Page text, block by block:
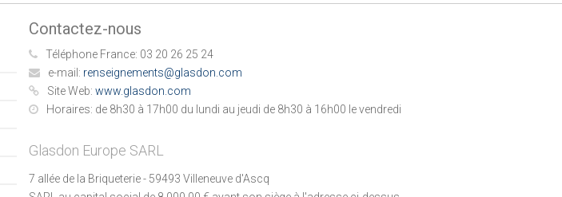
Contactez-nous
Téléphone France: 03 20 26 25 24
e-mail: renseignements@glasdon.com
Site Web: www.glasdon.com
Horaires: de 8h30 à 17h00 du lundi au jeudi de 8h30 à 16h00 le vendredi
Glasdon Europe SARL
7 allée de la Briqueterie - 59493 Villeneuve d'Ascq